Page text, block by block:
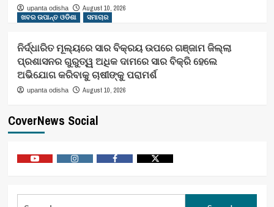
upanta odisha
August 10, 2026
ଖବର ଉପାନ୍ତ ଓଡିଶା
ସମାଚାର
ନିର୍ଦ୍ଧାରିତ ମୂଲ୍ୟରେ ସାର ବିକ୍ରୟ ଉପରେ ଗଞ୍ଜାମ ଜିଲ୍ଲା
ପ୍ରଶାସନର ଗୁରୁତ୍ୱ ଅଧିକ ଦାମରେ ସାର ବିକ୍ରି ହେଲେ
ଅଭିଯୋଗ କରିବାକୁ ଚାଷୀଙ୍କୁ ପରାମର୍ଶ
upanta odisha August 10, 2026
CoverNews Social